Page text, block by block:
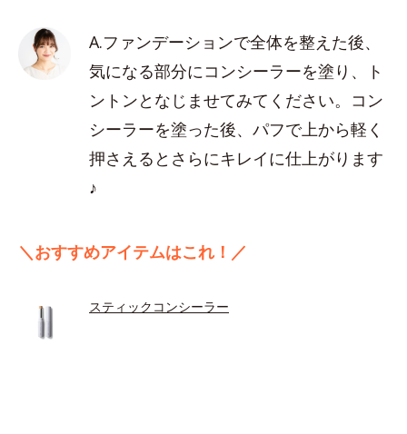
A.ファンデーションで全体を整えた後、
気になる部分にコンシーラーを塗り、ト
ントンとなじませてみてください。コン
シーラーを塗った後、パフで上から軽く
押さえるとさらにキレイに仕上がります
♪
＼おすすめアイテムはこれ！／
スティックコンシーラー